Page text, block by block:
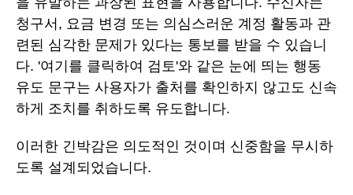
청구서, 요금 변경 또는 의심스러운 계정 활동과 관
련된 심각한 문제가 있다는 통보를 받을 수 있습니
다. '여기를 클릭하여 검토'와 같은 눈에 띄는 행동
유도 문구는 사용자가 출처를 확인하지 않고도 신속
하게 조치를 취하도록 유도합니다.
이러한 긴박감은 의도적인 것이며 신중함을 무시하
도록 설계되었습니다.